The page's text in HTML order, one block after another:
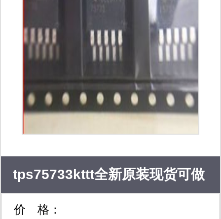
tps75733kttt全新原装现货可做
配套服务
价 格：